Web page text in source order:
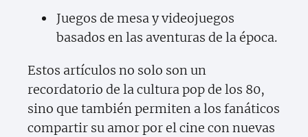
Juegos de mesa y videojuegos
basados en las aventuras de la época.
Estos artículos no solo son un
recordatorio de la cultura pop de los 80,
sino que también permiten a los fanáticos
compartir su amor por el cine con nuevas